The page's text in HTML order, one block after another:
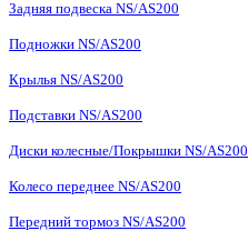
Задняя подвеска NS/AS200
Подножки NS/AS200
Крылья NS/AS200
Подставки NS/AS200
Диски колесные/Покрышки NS/AS200
Колесо переднее NS/AS200
Передний тормоз NS/AS200